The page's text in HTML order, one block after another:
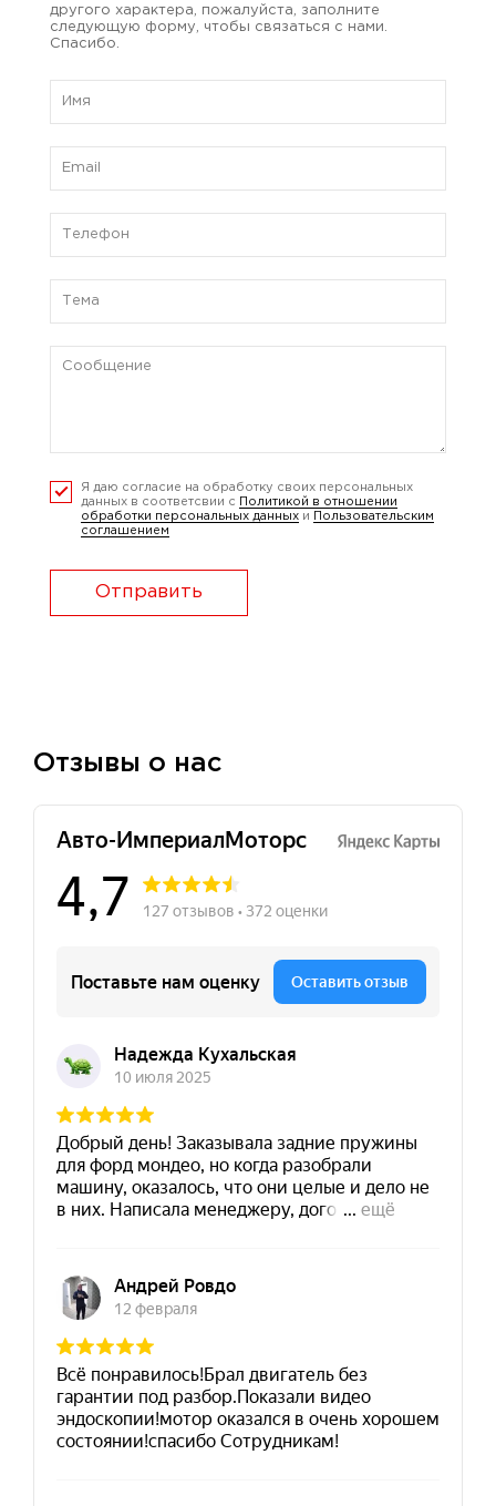
другого характера, пожалуйста, заполните
следующую форму, чтобы связаться с нами.
Спасибо.
Я даю согласие на обработку своих персональных
данных в соответсвии с
Политикой в отношении
обработки персональных данных и
Пользовательским
соглашением
Отправить
Отзывы о нас